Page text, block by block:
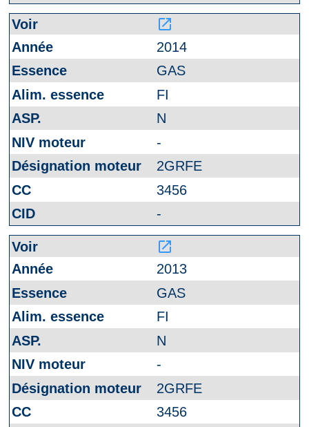
launch
2014
GAS
FI
N
-
2GRFE
3456
-
launch
2013
GAS
FI
N
-
2GRFE
3456